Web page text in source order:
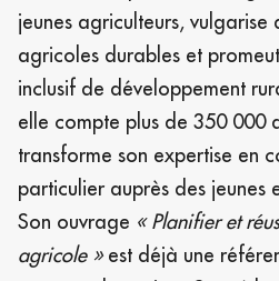
jeunes agriculteurs, vulgarise
agricoles durables et
inclusif de développement
elle compte plus de 350 000
transforme son expertise en
particulier auprès des jeunes
Son ouvrage « Planifier et
agricole »est déjà une